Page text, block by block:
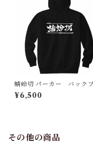
蜻蛉切 パーカー バック
ント（刀剣 日本）
¥6,500
その他の商品